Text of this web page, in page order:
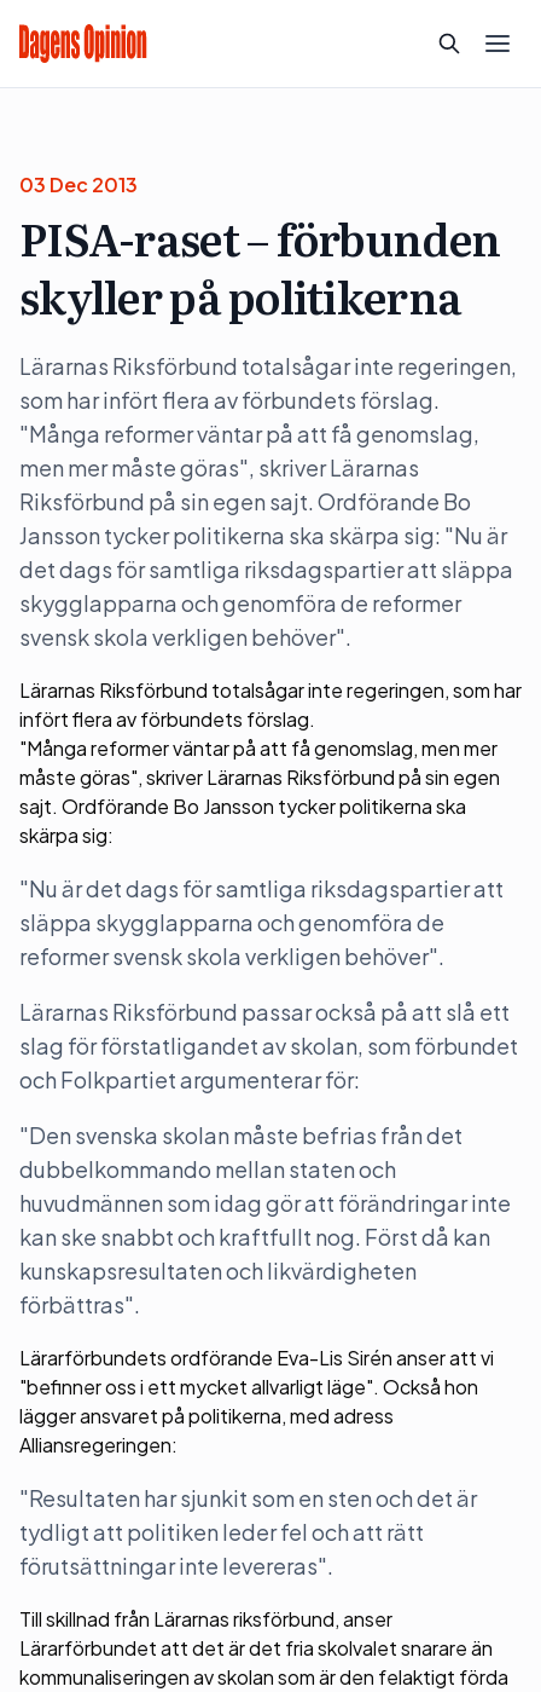
03 Dec 2013
PISA-raset – förbunden
skyller på politikerna
Lärarnas Riksförbund totalsågar inte regeringen,
som har infört flera av förbundets förslag.
"Många reformer väntar på att få genomslag,
men mer måste göras", skriver Lärarnas
Riksförbund på sin egen sajt. Ordförande Bo
Jansson tycker politikerna ska skärpa sig: "Nu är
det dags för samtliga riksdagspartier att släppa
skygglapparna och genomföra de reformer
svensk skola verkligen behöver".
Lärarnas Riksförbund totalsågar inte regeringen, som har
infört flera av förbundets förslag.
"Många reformer väntar på att få genomslag, men mer
måste göras", skriver Lärarnas Riksförbund på sin egen
sajt. Ordförande Bo Jansson tycker politikerna ska
skärpa sig:
"Nu är det dags för samtliga riksdagspartier att
släppa skygglapparna och genomföra de
reformer svensk skola verkligen behöver".
Lärarnas Riksförbund passar också på att slå ett
slag för förstatligandet av skolan, som förbundet
och Folkpartiet argumenterar för:
"Den svenska skolan måste befrias från det
dubbelkommando mellan staten och
huvudmännen som idag gör att förändringar inte
kan ske snabbt och kraftfullt nog. Först då kan
kunskapsresultaten och likvärdigheten
förbättras".
Lärarförbundets ordförande Eva-Lis Sirén anser att vi
"befinner oss i ett mycket allvarligt läge". Också hon
lägger ansvaret på politikerna, med adress
Alliansregeringen:
"Resultaten har sjunkit som en sten och det är
tydligt att politiken leder fel och att rätt
förutsättningar inte levereras".
Till skillnad från Lärarnas riksförbund, anser
Lärarförbundet att det är det fria skolvalet snarare än
kommunaliseringen av skolan som är den felaktigt förda